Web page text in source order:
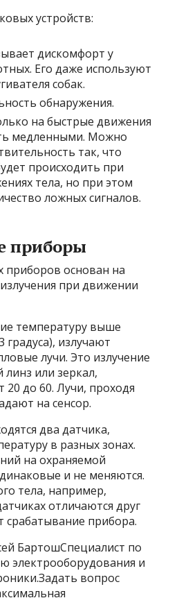
устройств:
дискомфорт у
Его даже используют
собак.
обнаружения.
на быстрые движения
медленными. Можно
так, что
происходить при
тела, но при этом
ложных сигналов.
приборы
основан на
при движении
температуру выше
градуса), излучают
лучи. Это излучение
линз или зеркал,
20 до 60. Лучи, проходя
на сенсор.
два датчика,
в разных зонах.
на охраняемой
и не меняются.
тела, например,
отличаются друг
срабатывание прибора.
БартошСпециалист по
электрооборудования и
вопрос